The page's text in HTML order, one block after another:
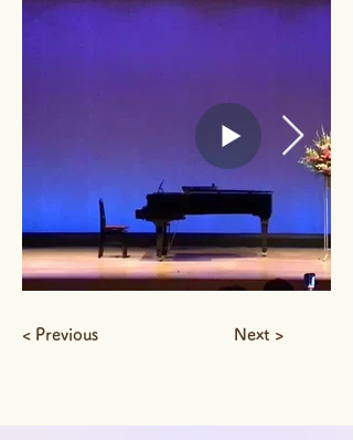
< Previous Next >